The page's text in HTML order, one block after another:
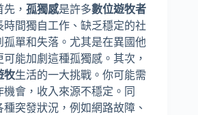
， 孤獨感是許多數位遊牧者
時間獨自工作、缺乏穩定的社
孤單和失落。尤其是在異國他
能加劇這種孤獨感。其次，
牧生活的一大挑戰。你可能需
會，收入來源不穩定。同
突發狀況，例如網路故障、